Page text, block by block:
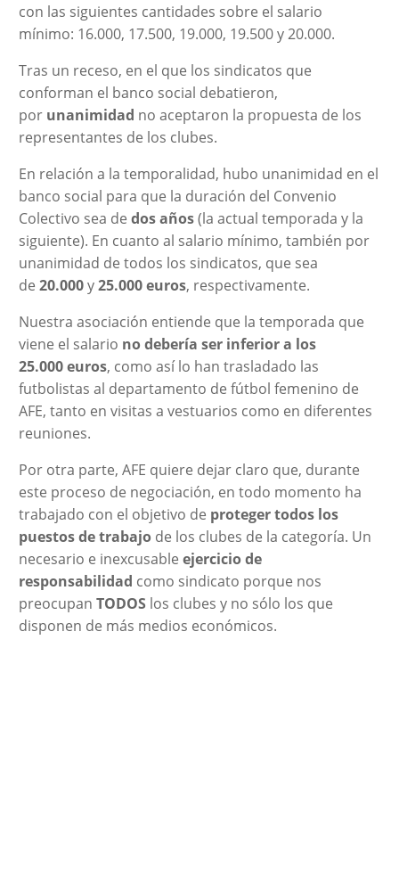
con las siguientes cantidades sobre el salario
mínimo: 16.000, 17.500, 19.000, 19.500 y 20.000.
Tras un receso, en el que los sindicatos que
conforman el banco social debatieron,
por unanimidad no aceptaron la propuesta de los
representantes de los clubes.
En relación a la temporalidad, hubo unanimidad en el
banco social para que la duración del Convenio
Colectivo sea de dos años(la actual temporada y la
siguiente). En cuanto al salario mínimo, también por
unanimidad de todos los sindicatos, que sea
de 20.000y25.000 euros, respectivamente.
Nuestra asociación entiende que la temporada que
viene el salario no debería ser inferior a los
25.000euros, como así lo han trasladado las
futbolistas al departamento de fútbol femenino de
AFE, tanto en visitas a vestuarios como en diferentes
reuniones.
Por otra parte, AFE quiere dejar claro que, durante
este proceso de negociación, en todo momento ha
trabajado con el objetivo de proteger todos los
puestos de trabajode los clubes de la categoría. Un
necesario e inexcusable ejercicio de
responsabilidad como sindicato porque nos
preocupan TODOSlos clubes y no sólo los que
disponen de más medios económicos.